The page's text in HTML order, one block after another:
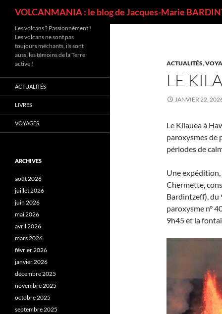
VOLCANMANIA : le blog de Jacques-Marie
ACTUALITÉS,
LE
JANVIER 22,
Le Kilauea à
paroxysmes de
périodes de
Une expédition,
Chermette,
Bardintzeff), du
paroxysme n°
9h45 et la
Les volcans ? Passionnément !
Les volcans ne sont pas
toujours méchants, ils sont
aussi les témoins de la Terre
active !
ACTUALITÉS
LIVRES
VOYAGES
ARCHIVES
août 2026
juillet 2026
juin 2026
mai 2026
avril 2026
mars 2026
février 2026
janvier 2026
décembre 2025
novembre 2025
octobre 2025
septembre 2025